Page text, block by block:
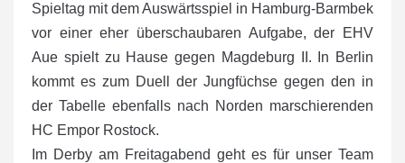
Spieltag mit dem Auswärtsspiel in Hamburg-Barmbek
vor einer eher überschaubaren Aufgabe, der EHV
Aue spielt zu Hause gegen Magdeburg II. In Berlin
kommt es zum Duell der Jungfüchse gegen den in
der Tabelle ebenfalls nach Norden marschierenden
HC Empor Rostock.
Im Derby am Freitagabend geht es für unser Team